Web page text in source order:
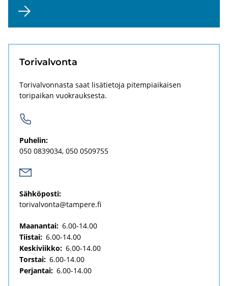
To­ri­val­von­ta
Torivalvonnasta saat lisätietoja pitempiaikaisen
toripaikan vuokrauksesta.
Pu­he­lin:
050 0839034 050 0509755
Säh­kö­pos­ti:
to­ri­val­von­ta@tam­pe­re.fi
Maanantai: 6.00-14.00
Tiistai: 6.00-14.00
Keskiviikko: 6.00-14.00
Torstai: 6.00-14.00
Perjantai: 6.00-14.00